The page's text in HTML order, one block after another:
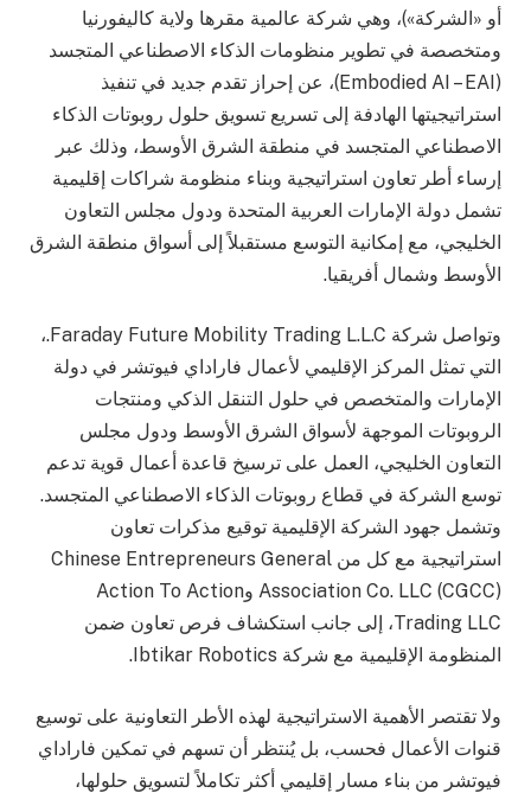
أو «الشركة»)، وهي شركة عالمية مقرها ولاية كاليفورنيا
ومتخصصة في تطوير منظومات الذكاء الاصطناعي المتجسد
(Embodied AI – EAI)، عن إحراز تقدم جديد في تنفيذ
استراتيجيتها الهادفة إلى تسريع تسويق حلول روبوتات الذكاء
الاصطناعي المتجسد في منطقة الشرق الأوسط، وذلك عبر
إرساء أطر تعاون استراتيجية وبناء منظومة شراكات إقليمية
تشمل دولة الإمارات العربية المتحدة ودول مجلس التعاون
الخليجي، مع إمكانية التوسع مستقبلاً إلى أسواق منطقة الشرق
الأوسط وشمال أفريقيا.
وتواصل شركة Faraday Future Mobility Trading L.L.C.،
التي تمثل المركز الإقليمي لأعمال فاراداي فيوتشر في دولة
الإمارات والمتخصص في حلول التنقل الذكي ومنتجات
الروبوتات الموجهة لأسواق الشرق الأوسط ودول مجلس
التعاون الخليجي، العمل على ترسيخ قاعدة أعمال قوية تدعم
توسع الشركة في قطاع روبوتات الذكاء الاصطناعي المتجسد.
وتشمل جهود الشركة الإقليمية توقيع مذكرات تعاون
استراتيجية مع كل من Chinese Entrepreneurs General
Association Co. LLC (CGCC) وAction To Action
Trading LLC، إلى جانب استكشاف فرص تعاون ضمن
المنظومة الإقليمية مع شركة Ibtikar Robotics.
ولا تقتصر الأهمية الاستراتيجية لهذه الأطر التعاونية على توسيع
قنوات الأعمال فحسب، بل يُنتظر أن تسهم في تمكين فاراداي
فيوتشر من بناء مسار إقليمي أكثر تكاملاً لتسويق حلولها،